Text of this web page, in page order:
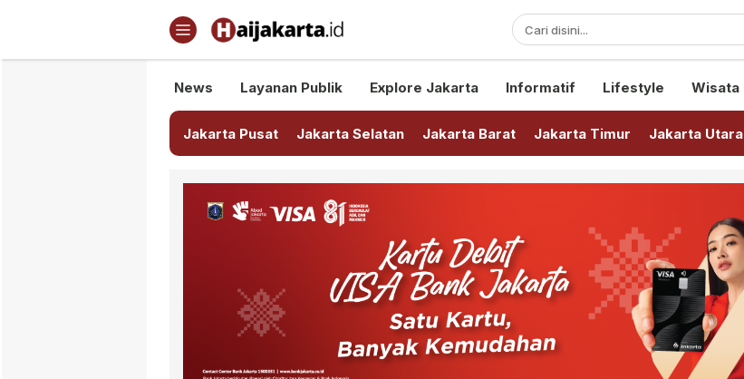
Haijakarta.id
Semua Tentang Jakarta Ada Disini!
News Layanan Publik Explore Jakarta Informatif Lifestyle Wisata
Jakarta Pusat Jakarta Selatan Jakarta Barat Jakarta Timur Jakarta Utara